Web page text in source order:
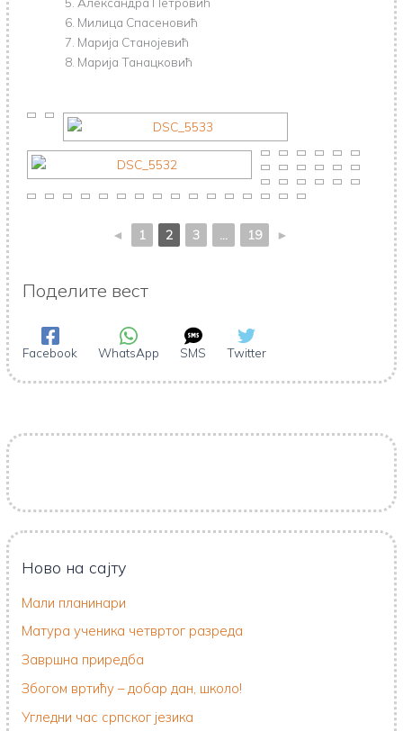
Милица Спасеновић
Марија Станојевић
Марија Танацковић
◄ 1 2 3 ... 19 ►
Поделите вест
Facebook WhatsApp SMS Twitter
Ново на сајту
Мали планинари
Матура ученика четвртог разреда
Завршна приредба
Збогом вртићу – добар дан, школо!
Угледни час српског језика